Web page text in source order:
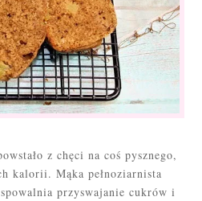
z chęci na coś pysznego,
kalorii. Mąka pełnoziarnista
przyswajanie cukrów i